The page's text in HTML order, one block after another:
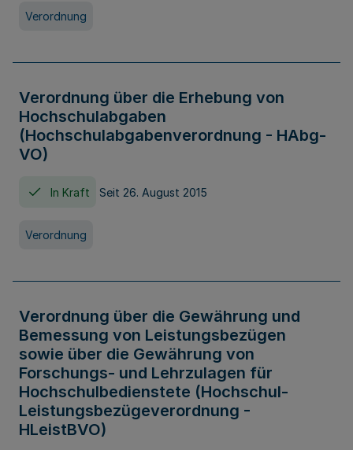
Verordnung
Verordnung über die Erhebung von
Hochschulabgaben
(Hochschulabgabenverordnung - HAbg-
VO)
In Kraft Seit 26. August 2015
Verordnung
Verordnung über die Gewährung und
Bemessung von Leistungsbezügen
sowie über die Gewährung von
Forschungs- und Lehrzulagen für
Hochschulbedienstete (Hochschul-
Leistungsbezügeverordnung -
HLeistBVO)